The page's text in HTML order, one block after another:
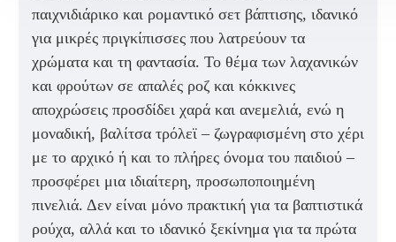
παιχνιδιάρικο και ρομαντικό σετ βάπτισης, ιδανικό
για μικρές πριγκίπισσες που λατρεύουν τα
χρώματα και τη φαντασία. Το θέμα των λαχανικών
και φρούτων σε απαλές ροζ και κόκκινες
αποχρώσεις προσδίδει χαρά και ανεμελιά, ενώ η
μοναδική, βαλίτσα τρόλεϊ – ζωγραφισμένη στο χέρι
με το αρχικό ή και το πλήρες όνομα του παιδιού –
προσφέρει μια ιδιαίτερη, προσωποποιημένη
πινελιά. Δεν είναι μόνο πρακτική για τα βαπτιστικά
ρούχα, αλλά και το ιδανικό ξεκίνημα για τα πρώτα